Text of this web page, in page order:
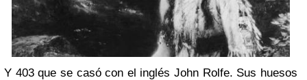
Y 403 que se casó con el inglés John Rolfe. Sus huesos